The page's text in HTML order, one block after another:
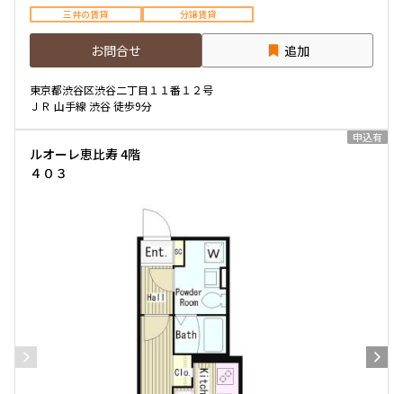
3LDK
4LDK〜
専有面積
〜
新築
3年以内
10年以内
20年以内
30年以内
駅から徒歩
三井の賃貸 分譲賃貸
お問合せ 追加
東京都渋谷区渋谷二丁目１１番１２号
ＪＲ 山手線 渋谷 徒歩9分
ルオーレ恵比寿 4階
４０３
申込有